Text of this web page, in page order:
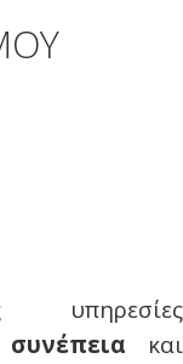
υπηρεσίες
συνέπεια και